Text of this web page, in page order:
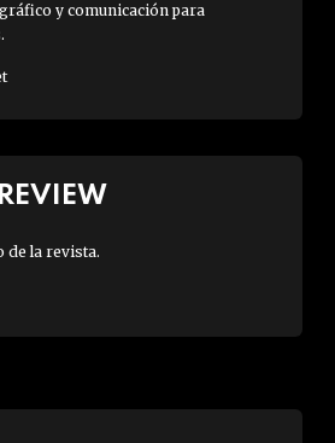
y comunicación para
de la revista.